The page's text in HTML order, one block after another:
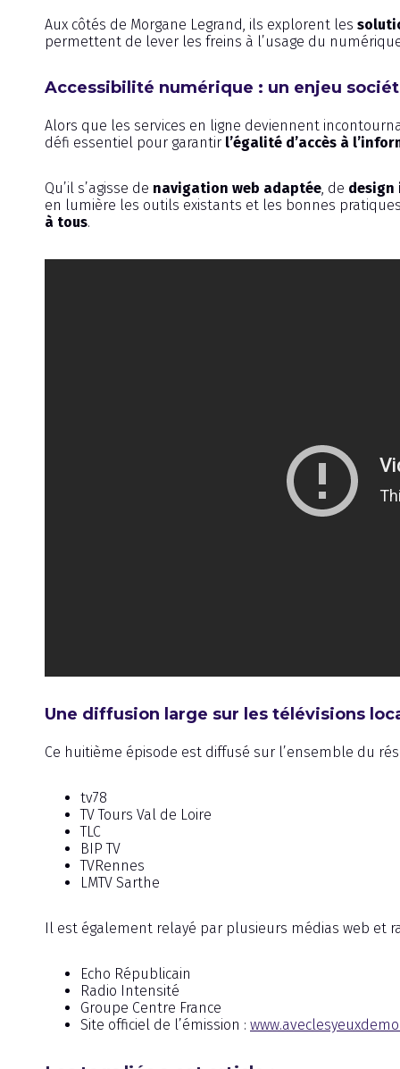
Aux côtés de Morgane Legrand, ils explorent les
permettent de lever les freins à l’usage du
Accessibilité numérique : un enjeu
Alors que les services en ligne deviennent
défi essentiel pour garantir l’égalité d’accès à
Qu’il s’agisse de navigation web adaptée, de design
en lumière les outils existants et les bonnes
à tous.
Une diffusion large sur les télévisions
Ce huitième épisode est diffusé sur l’ensemble du
tv78
TV Tours Val de Loire
TLC
BIP TV
TVRennes
LMTV Sarthe
Il est également relayé par plusieurs médias web et
Echo Républicain
Radio Intensité
Groupe Centre France
Site officiel de l’émission :